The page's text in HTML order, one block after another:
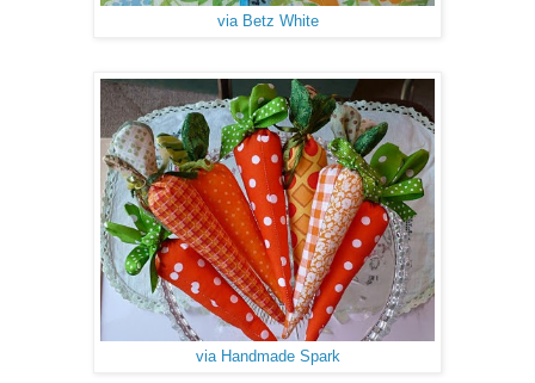
via Betz White
via Handmade Spark